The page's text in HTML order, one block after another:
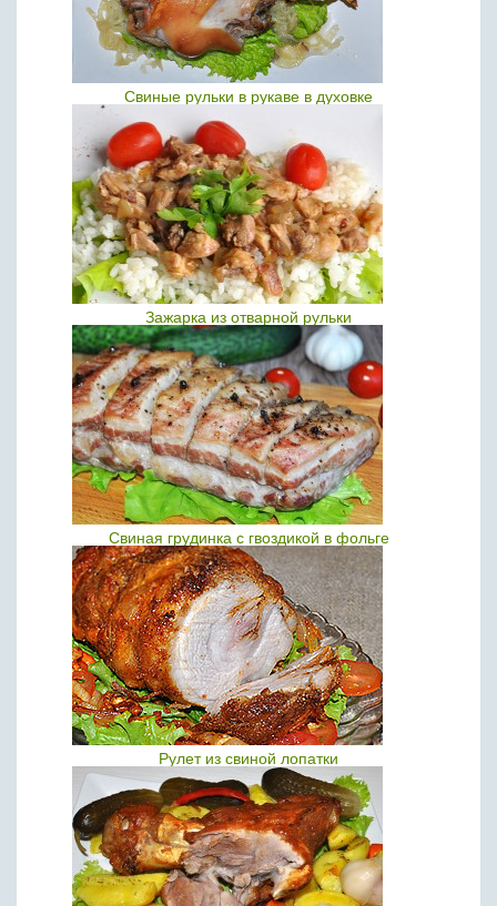
Свиные рульки в рукаве в духовке
Зажарка из отварной рульки
Свиная грудинка с гвоздикой в фольге
Рулет из свиной лопатки